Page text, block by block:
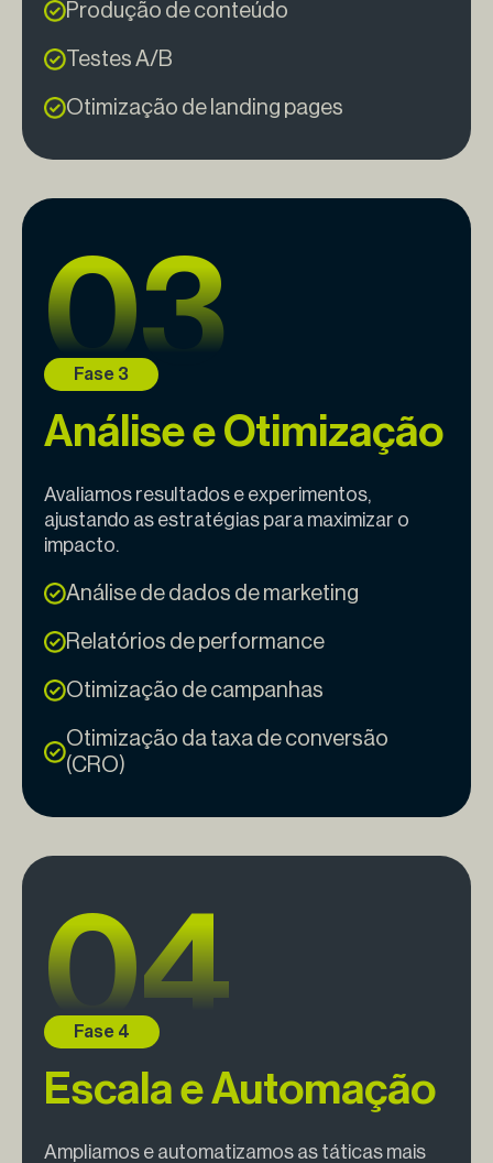
Produção de conteúdo
Testes A/B
Otimização de landing pages
Análise e Otimização
Avaliamos resultados e experimentos,
ajustando as estratégias para maximizar o
impacto.
Análise de dados de marketing
Relatórios de performance
Otimização de campanhas
Otimização da taxa de conversão
(CRO)
Escala e Automação
Ampliamos e automatizamos as táticas mais